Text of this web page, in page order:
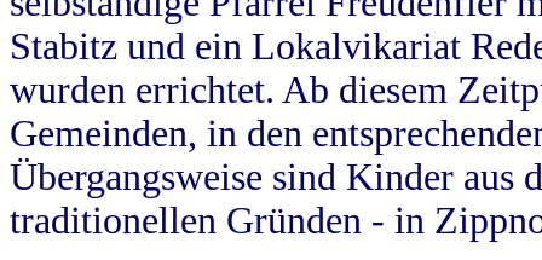
Stabitz und ein Lokalvikariat
wurden errichtet. Ab diesem
Gemeinden, in den
Übergangsweise sind Kinder aus
traditionellen Gründen - in